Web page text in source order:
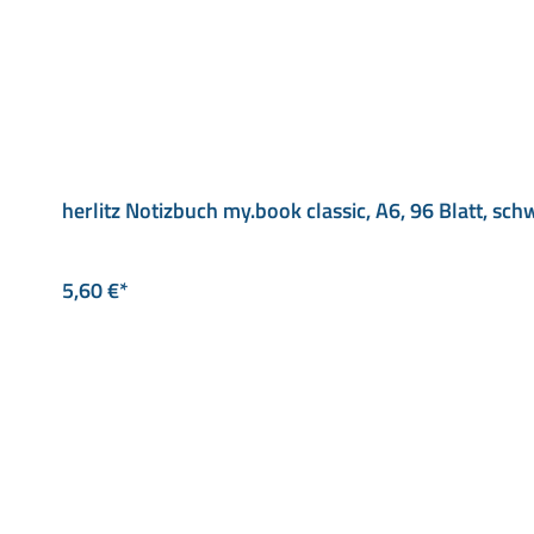
herlitz Notizbuch my.book classic, A6, 96 Blatt,
5,60 €*